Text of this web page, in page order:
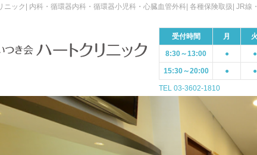
ニック| 内科・循環器内科・循環器小児科・心臓血管外科| 各種保険取扱| JR線
受付時間 月 火
8:30～13:00 ● ●
15:30～20:00 ● ●
TEL 03-3602-1810